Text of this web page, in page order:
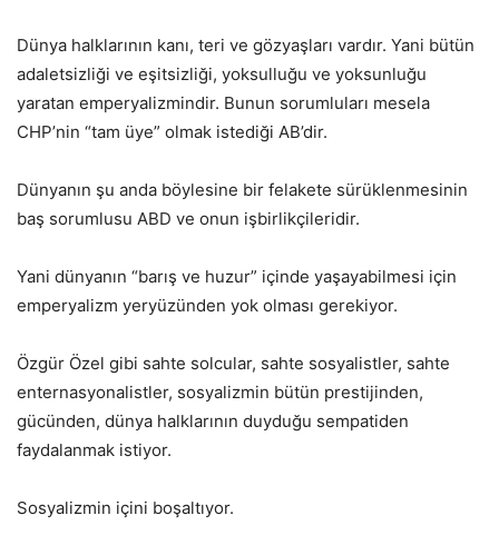
Dünya halklarının kanı, teri ve gözyaşları vardır. Yani bütün
adaletsizliği ve eşitsizliği, yoksulluğu ve yoksunluğu
yaratan emperyalizmindir. Bunun sorumluları mesela
CHP’nin “tam üye” olmak istediği AB’dir.
Dünyanın şu anda böylesine bir felakete sürüklenmesinin
baş sorumlusu ABD ve onun işbirlikçileridir.
Yani dünyanın “barış ve huzur” içinde yaşayabilmesi için
emperyalizm yeryüzünden yok olması gerekiyor.
Özgür Özel gibi sahte solcular, sahte sosyalistler, sahte
enternasyonalistler, sosyalizmin bütün prestijinden,
gücünden, dünya halklarının duyduğu sempatiden
faydalanmak istiyor.
Sosyalizmin içini boşaltıyor.